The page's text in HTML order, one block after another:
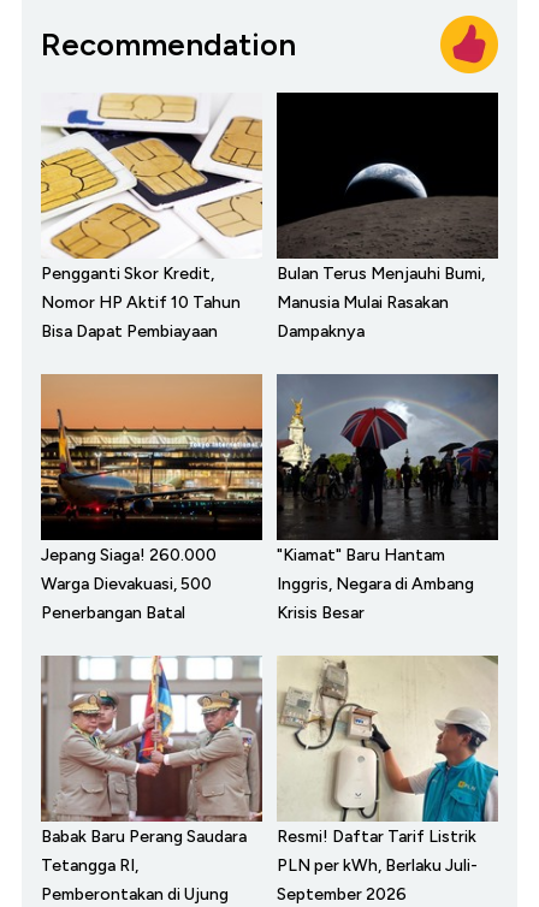
Recommendation
Pengganti Skor Kredit,
Nomor HP Aktif 10 Tahun
Bisa Dapat Pembiayaan
Bulan Terus Menjauhi Bumi,
Manusia Mulai Rasakan
Dampaknya
Jepang Siaga! 260.000
Warga Dievakuasi, 500
Penerbangan Batal
"Kiamat" Baru Hantam
Inggris, Negara di Ambang
Krisis Besar
Babak Baru Perang Saudara
Tetangga RI,
Pemberontakan di Ujung
Resmi! Daftar Tarif Listrik
PLN per kWh, Berlaku Juli-
September 2026